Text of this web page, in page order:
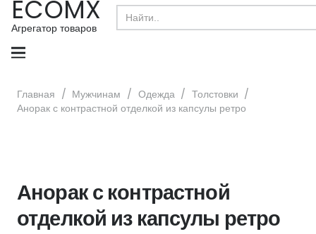
ECOMX
Агрегатор товаров
Search
for:
Главная / Мужчинам / Одежда / Толстовки /
Анорак с контрастной отделкой из капсулы ретро
Анорак с контрастной
отделкой из капсулы ретро